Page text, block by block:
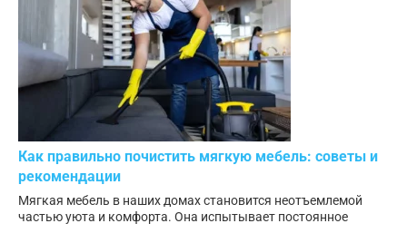
Как правильно почистить мягкую мебель: советы и
рекомендации
Мягкая мебель в наших домах становится неотъемлемой
частью уюта и комфорта. Она испытывает постоянное